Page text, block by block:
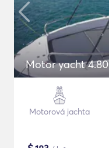
Motor yacht 4.80
Motorová jachta